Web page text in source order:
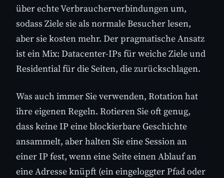
über echte Verbraucherverbindungen um,
sodass Ziele sie als normale Besucher lesen,
aber sie kosten mehr. Der pragmatische Ansatz
ist ein Mix: Datacenter-IPs für weiche Ziele und
Residential für die Seiten, die zurückschlagen.
Was auch immer Sie verwenden, Rotation hat
ihre eigenen Regeln. Rotieren Sie oft genug,
dass keine IP eine blockierbare Geschichte
ansammelt, aber halten Sie eine Session an
einer IP fest, wenn eine Seite einen Ablauf an
eine Adresse knüpft (ein eingeloggter Pfad oder